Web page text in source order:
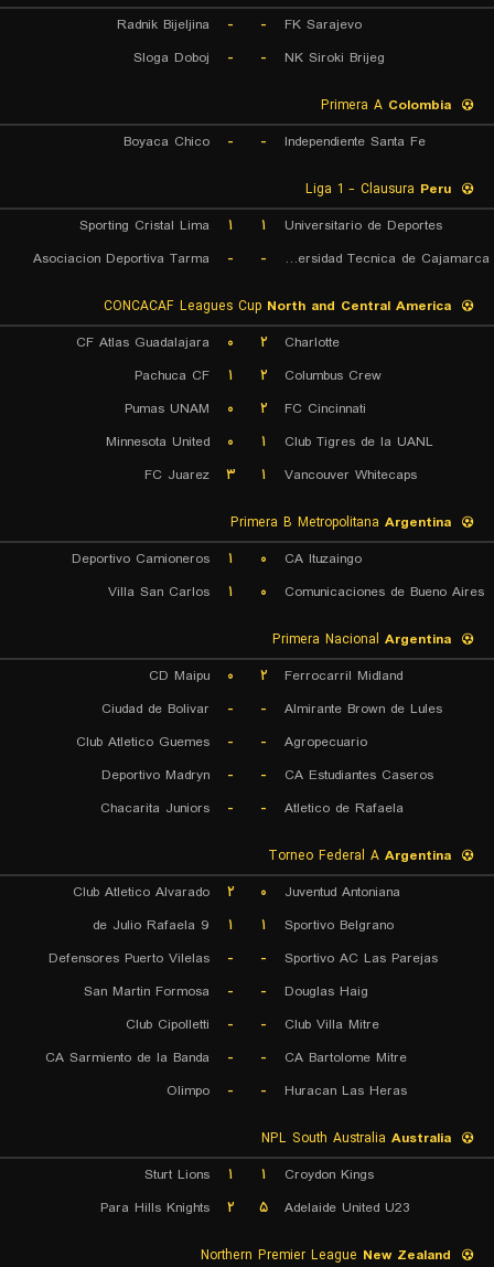
FK Sarajevo
-
-
Radnik Bijeljina
NK Siroki Brijeg
-
-
Sloga Doboj
Colombia
Independiente Santa Fe
-
-
Boyaca Chico
Peru
Universitario de Deportes
۱ ۱
Sporting Cristal Lima
Universidad Tecnica de Cajamarca
-
-
Asociacion Deportiva Tarma
North and Central America
Charlotte
۲ ۰
CF Atlas Guadalajara
Columbus Crew
۲ ۱
Pachuca CF
FC Cincinnati
۲ ۰
Pumas UNAM
Club Tigres de la UANL
۱ ۰
Minnesota United
Vancouver Whitecaps
۱ ۳ FC Juarez
Argentina
CA Ituzaingo
۰ ۱
Deportivo Camioneros
Comunicaciones de Bueno Aires
۰ ۱ Villa San Carlos
Argentina
Ferrocarril Midland
۲ ۰
CD Maipu
Almirante Brown de Lules
-
-
Ciudad de Bolivar
Agropecuario
-
-
Club Atletico Guemes
CA Estudiantes Caseros
-
-
Deportivo Madryn
Atletico de Rafaela
-
-
Chacarita Juniors
Argentina
Juventud Antoniana
۰ ۲
Club Atletico Alvarado
Sportivo Belgrano
۱ ۱
9 de Julio Rafaela
Sportivo AC Las Parejas
-
-
Defensores Puerto Vilelas
Douglas Haig
-
-
San Martin Formosa
Club Villa Mitre
-
-
Club Cipolletti
CA Bartolome Mitre
-
-
CA Sarmiento de la Banda
Huracan Las Heras
-
-
Olimpo
Australia
Croydon Kings
۱ ۱
Sturt Lions
Adelaide United U23
۵ ۲ Para Hills Knights
New Zealand